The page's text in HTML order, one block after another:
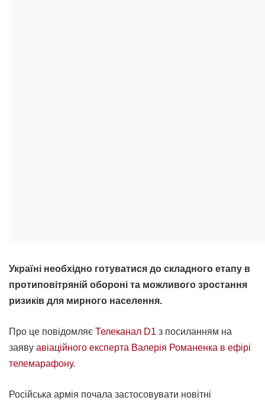
Україні необхідно готуватися до складного етапу в
протиповітряній обороні та можливого зростання
ризиків для мирного населення.
Про це повідомляє Телеканал D1 з посиланням на
заяву авіаційного експерта Валерія Романенка в ефірі
телемарафону.
Російська армія почала застосовувати новітні